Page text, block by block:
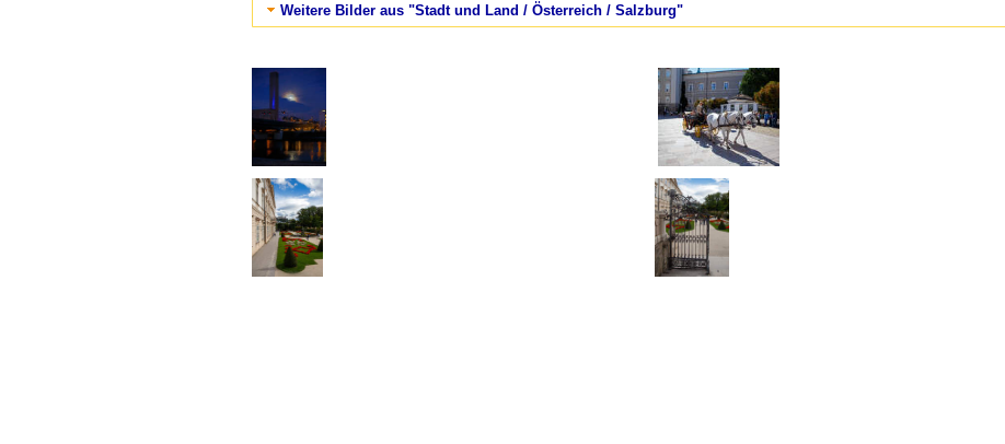
Weitere Bilder aus "Stadt und Land / Österreich / Salzburg"